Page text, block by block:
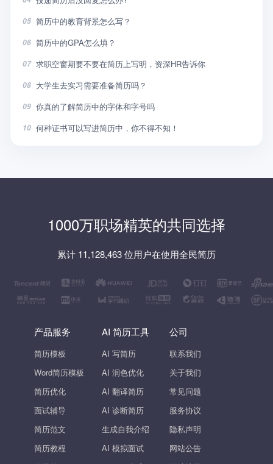
05 简历中的教育背景怎么写？
06 简历中的GPA怎么填？
07 求职空窗期要不要在简历上写明，资深HR告诉你
08 大学生去实习需要准备简历吗？
09 你真的了解简历中的字体和字号吗
10 何种证书可以写进简历中，你不得不知！
1000万职场精英的共同选择
累计 11,128,463 位用户在使用全民简历
产品服务
简历模板
Word简历模板
简历优化
面试辅导
简历范文
简历教程
AI 简历工具
AI 写简历
AI 润色优化
AI 翻译简历
AI 诊断简历
生成自我介绍
AI 模拟面试
公司
联系我们
关于我们
常见问题
服务协议
隐私声明
网站公告